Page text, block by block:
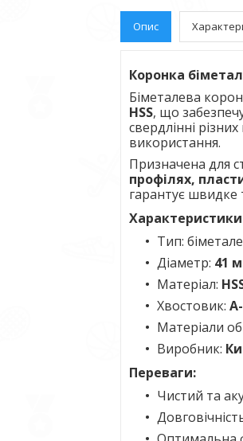
Опис
Коронка
Біметалева
HSS, що
свердлінні
використання.
Призначена для
профілях,
гарантує швидке
Тип:
Діаметр: 41
Матеріал:
Хвостовик:
Матеріали
Виробник:
Переваги:
Чистий та